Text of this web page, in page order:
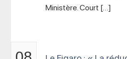
Ministère. Court […]